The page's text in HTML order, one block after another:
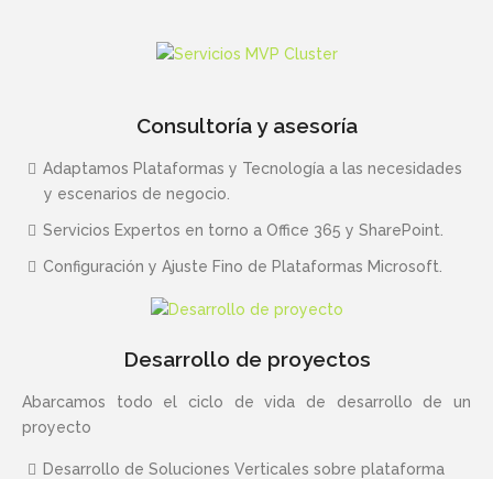
Consultoría y asesoría
Adaptamos Plataformas y Tecnología a las necesidades
y escenarios de negocio.
Servicios Expertos en torno a Office 365 y SharePoint.
Configuración y Ajuste Fino de Plataformas Microsoft.
Desarrollo de proyectos
Abarcamos todo el ciclo de vida de desarrollo de un
proyecto
Desarrollo de Soluciones Verticales sobre plataforma